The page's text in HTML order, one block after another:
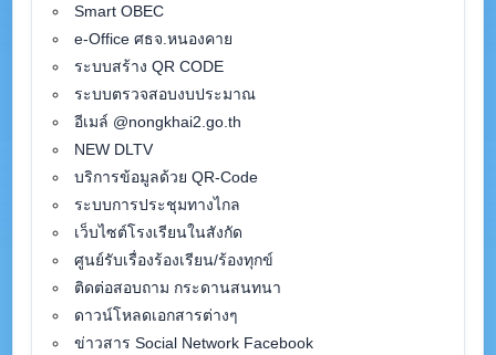
Smart OBEC
e-Office ศธจ.หนองคาย
ระบบสร้าง QR CODE
ระบบตรวจสอบงบประมาณ
อีเมล์ @nongkhai2.go.th
NEW DLTV
บริการข้อมูลด้วย QR-Code
ระบบการประชุมทางไกล
เว็บไซต์โรงเรียนในสังกัด
ศูนย์รับเรื่องร้องเรียน/ร้องทุกข์
ติดต่อสอบถาม กระดานสนทนา
ดาวน์โหลดเอกสารต่างๆ
ข่าวสาร Social Network Facebook